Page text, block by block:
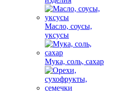
Масло, соусы,
уксусы
Мука, соль, сахар